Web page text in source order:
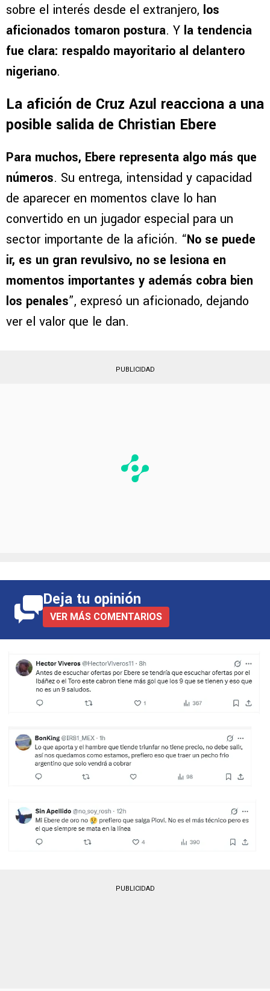
sobre el interés desde el extranjero, los
aficionados tomaron postura. Y la tendencia
fue clara: respaldo mayoritario al delantero
nigeriano.
La afición de Cruz Azul reacciona a una
posible salida de Christian Ebere
Para muchos, Ebere representa algo más que
números. Su entrega, intensidad y capacidad
de aparecer en momentos clave lo han
convertido en un jugador especial para un
sector importante de la afición. “No se puede
ir, es un gran revulsivo, no se lesiona en
momentos importantes y además cobra bien
los penales”, expresó un aficionado, dejando
ver el valor que le dan.
PUBLICIDAD
Deja tu opinión
VER MÁS COMENTARIOS
PUBLICIDAD